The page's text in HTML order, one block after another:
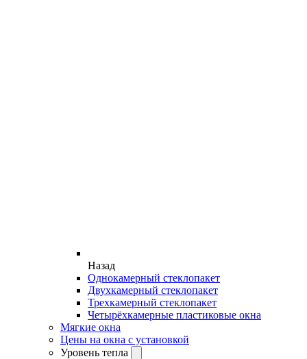
Назад
Однокамерный стеклопакет
Двухкамерный стеклопакет
Трехкамерный стеклопакет
Четырёхкамерные пластиковые окна
Мягкие окна
Цены на окна с установкой
Уровень тепла